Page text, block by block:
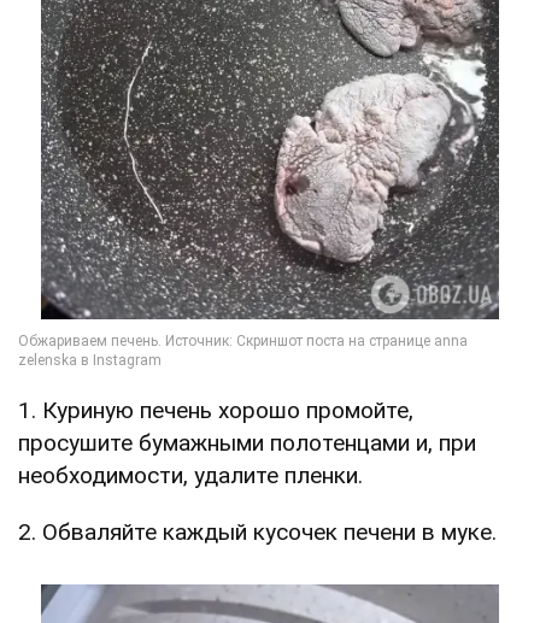
1. Куриную печень хорошо промойте,
просушите бумажными полотенцами и, при
необходимости, удалите пленки.
2. Обваляйте каждый кусочек печени в муке.